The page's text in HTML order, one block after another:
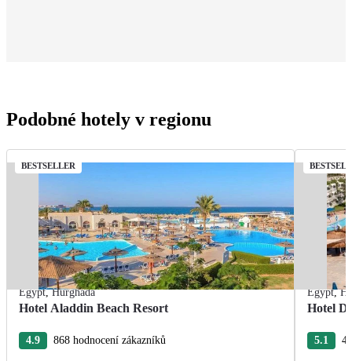
Podobné hotely v regionu
BESTSELLER
Egypt,Hurghada
Hotel Aladdin Beach Resort
4.9 868 hodnocení zákazníků
Egypt,
Hotel
5.1